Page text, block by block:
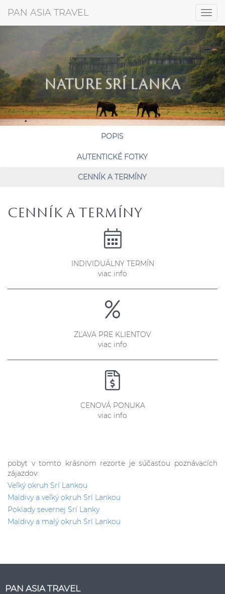
PAN ASIA TRAVEL
+421 917 372 256
NATURE SRÍ LANKA
POPIS
AUTENTICKÉ FOTKY
CENNÍK A TERMÍNY
CENNÍK A TERMÍNY
INDIVIDUÁLNY TERMÍN
viac info
ZĽAVA PRE KLIENTOV
viac info
CENOVÁ PONUKA
viac info
pobyt v tomto krásnom rezorte je súčasťou poznávacích
zájazdov:
Veľký okruh Srí Lankou
Maldivy a veľký okruh Srí Lankou
Poklady severnej Srí Lanky
Maldivy a malý okruh Srí Lankou
PAN ASIA TRAVEL